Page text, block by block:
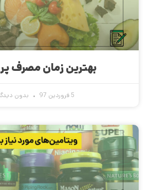
بهترین زمان مصرف
5 فروردین 97 بدون